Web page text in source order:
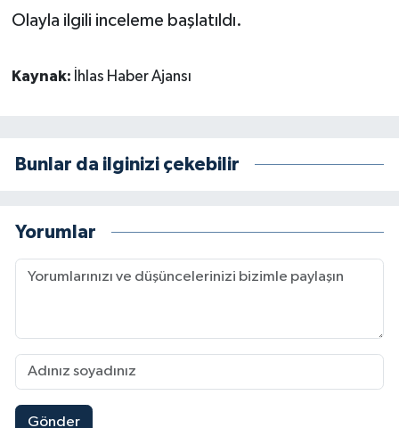
Olayla ilgili inceleme başlatıldı.
Kaynak: İhlas Haber Ajansı
Bunlar da ilginizi çekebilir
Yorumlar
Gönder